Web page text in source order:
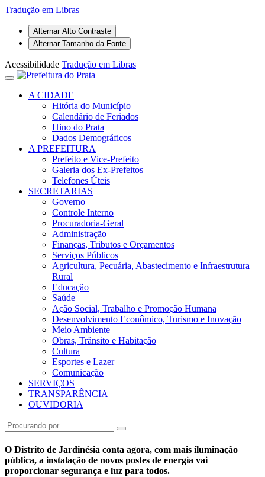
Tradução em Libras
Alternar Alto Contraste
Alternar Tamanho da Fonte
Acessibilidade Tradução em Libras
A CIDADE
Hitória do Município
Calendário de Feriados
Hino do Prata
Dados Demográficos
A PREFEITURA
Prefeito e Vice-Prefeito
Galeria dos Ex-Prefeitos
Telefones Úteis
SECRETARIAS
Governo
Controle Interno
Procuradoria-Geral
Administração
Finanças, Tributos e Orçamentos
Serviços Públicos
Agricultura, Pecuária, Abastecimento e Infraestrutura
Rural
Educação
Saúde
Ação Social, Trabalho e Promoção Humana
Desenvolvimento Econômico, Turismo e Inovação
Meio Ambiente
Obras, Trânsito e Habitação
Cultura
Esportes e Lazer
Comunicação
SERVIÇOS
TRANSPARÊNCIA
OUVIDORIA
O Distrito de Jardinésia conta agora, com mais iluminação
pública, a instalação de novos postes de energia vai
proporcionar segurança e luz para todos.